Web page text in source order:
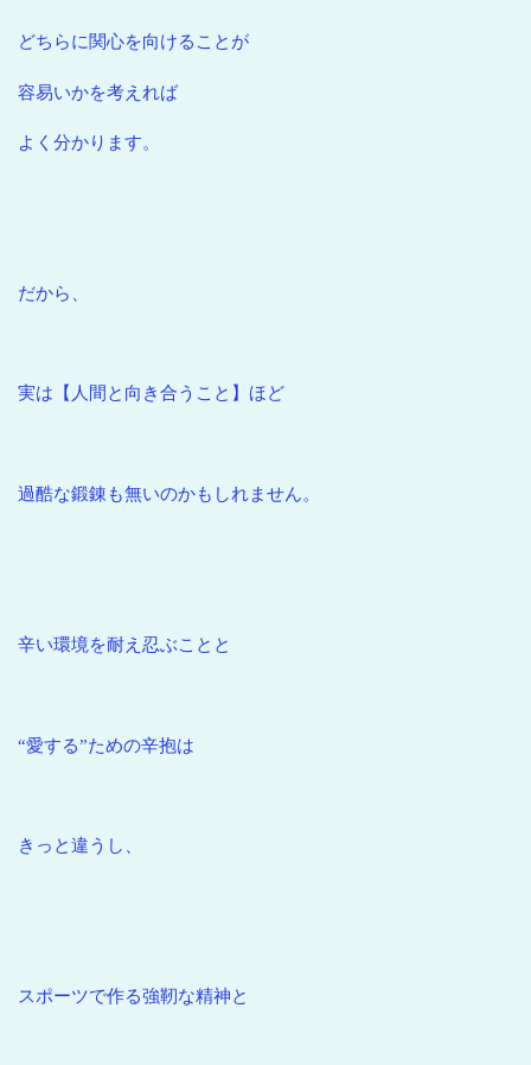
どちらに関心を向けることが
容易いかを考えれば
よく分かります。
だから、
実は【人間と向き合うこと】ほど
過酷な鍛錬も無いのかもしれません。
辛い環境を耐え忍ぶことと
“愛する”ための辛抱は
きっと違うし、
スポーツで作る強靭な精神と